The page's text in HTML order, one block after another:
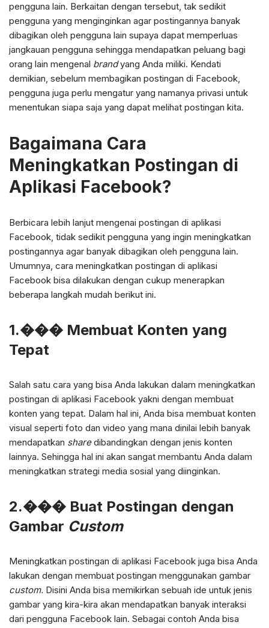
pengguna lain. Berkaitan dengan tersebut, tak sedikit
pengguna yang menginginkan agar postingannya banyak
dibagikan oleh pengguna lain supaya dapat memperluas
jangkauan pengguna sehingga mendapatkan peluang bagi
orang lain mengenal brandyang Anda miliki. Kendati
demikian, sebelum membagikan postingan di Facebook,
pengguna juga perlu mengatur yang namanya privasi untuk
menentukan siapa saja yang dapat melihat postingan kita.
Bagaimana Cara
Meningkatkan Postingan di
Aplikasi Facebook?
Berbicara lebih lanjut mengenai postingan di aplikasi
Facebook, tidak sedikit pengguna yang ingin meningkatkan
postingannya agar banyak dibagikan oleh pengguna lain.
Umumnya, cara meningkatkan postingan di aplikasi
Facebook bisa dilakukan dengan cukup menerapkan
beberapa langkah mudah berikut ini.
1.��� Membuat Konten yang
Tepat
Salah satu cara yang bisa Anda lakukan dalam meningkatkan
postingan di aplikasi Facebook yakni dengan membuat
konten yang tepat. Dalam hal ini, Anda bisa membuat konten
visual seperti foto dan video yang mana dinilai lebih banyak
mendapatkan sharedibandingkan dengan jenis konten
lainnya. Sehingga hal ini akan sangat membantu Anda dalam
meningkatkan strategi media sosial yang diinginkan.
2.��� Buat Postingan dengan
Gambar Custom
Meningkatkan postingan di aplikasi Facebook juga bisa Anda
lakukan dengan membuat postingan menggunakan gambar
custom. Disini Anda bisa memikirkan sebuah ide untuk jenis
gambar yang kira-kira akan mendapatkan banyak interaksi
dari pengguna Facebook lain. Sebagai contoh Anda bisa